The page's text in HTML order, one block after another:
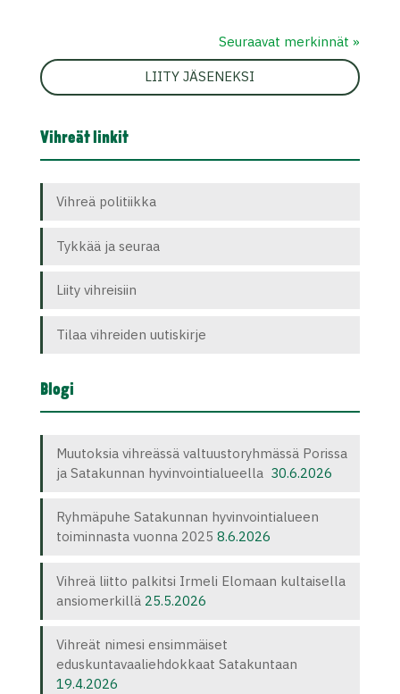
Seuraavat merkinnät »
LIITY JÄSENEKSI
Vihreät linkit
Vihreä politiikka
Tykkää ja seuraa
Liity vihreisiin
Tilaa vihreiden uutiskirje
Blogi
Muutoksia vihreässä valtuustoryhmässä Porissa
ja Satakunnan hyvinvointialueella 30.6.2026
Ryhmäpuhe Satakunnan hyvinvointialueen
toiminnasta vuonna 2025 8.6.2026
Vihreä liitto palkitsi Irmeli Elomaan kultaisella
ansiomerkillä 25.5.2026
Vihreät nimesi ensimmäiset
eduskuntavaaliehdokkaat Satakuntaan
19.4.2026